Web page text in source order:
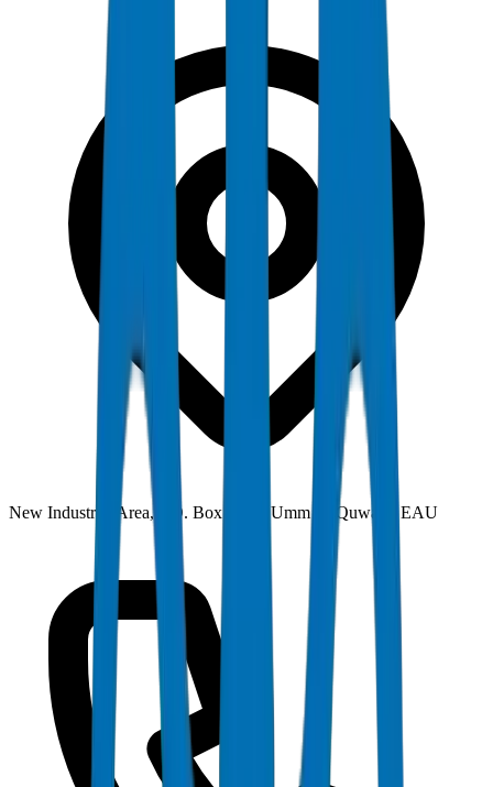
New Industrial Area, P.O. Box 7069, Umm Al Quwain, EAU